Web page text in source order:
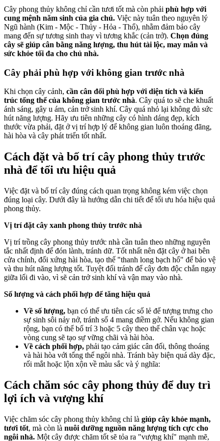
Cây phong thủy không chỉ cần tươi tốt mà còn phải phù hợp với
cung mệnh năm sinh của gia chủ. Việc này tuân theo nguyên lý
Ngũ hành (Kim - Mộc - Thủy - Hỏa - Thổ), nhằm đảm bảo cây
mang đến sự tương sinh thay vì tương khắc (cản trở). Chọn đúng
cây sẽ giúp cân bằng năng lượng, thu hút tài lộc, may mắn và
sức khỏe tối đa cho chủ nhà.
Cây phải phù hợp với không gian trước nhà
Khi chọn cây cảnh, cần cân đối phù hợp với diện tích và kiến
trúc tổng thể của không gian trước nhà. Cây quá to sẽ che khuất
ánh sáng, gây u ám, cản trở sinh khí. Cây quá nhỏ lại không đủ sức
hút năng lượng. Hãy ưu tiên những cây có hình dáng đẹp, kích
thước vừa phải, đặt ở vị trí hợp lý để không gian luôn thoáng đãng,
hài hòa và cây phát triển tốt nhất.
Cách đặt và bố trí cây phong thủy trước
nhà để tối ưu hiệu quả
Việc đặt và bố trí cây đúng cách quan trọng không kém việc chọn
đúng loại cây. Dưới đây là hướng dẫn chi tiết để tối ưu hóa hiệu quả
phong thủy.
Vị trí đặt cây xanh phong thủy trước nhà
Vị trí trồng cây phong thủy trước nhà cần tuân theo những nguyên
tắc nhất định để đón lành, tránh dữ. Tốt nhất nên đặt cây ở hai bên
cửa chính, đối xứng hài hòa, tạo thế "thanh long bạch hổ" để bảo vệ
và thu hút năng lượng tốt. Tuyệt đối tránh để cây đơn độc chắn ngay
giữa lối đi vào, vì sẽ cản trở sinh khí và vận may vào nhà.
Số lượng và cách phối hợp để tăng hiệu quả
Về số lượng, bạn có thể ưu tiên các số lẻ để tượng trưng cho
sự sinh sôi nảy nở, tránh số 4 mang điềm gở. Nếu không gian
rộng, bạn có thể bố trí 3 hoặc 5 cây theo thế chân vạc hoặc
vòng cung sẽ tạo sự vững chãi và hài hòa.
Về cách phối hợp, phải tạo cảm giác cân đối, thông thoáng
và hài hòa với tổng thể ngôi nhà. Tránh bày biện quá dày đặc,
rối mắt hoặc lộn xộn về màu sắc và ý nghĩa:
Cách chăm sóc cây phong thủy để duy trì
lợi ích và vượng khí
Việc chăm sóc cây phong thủy không chỉ là giúp cây khỏe mạnh,
tươi tốt, mà còn là nuôi dưỡng nguồn năng lượng tích cực cho
ngôi nhà. Một cây được chăm tốt sẽ tỏa ra "vượng khí" mạnh mẽ,